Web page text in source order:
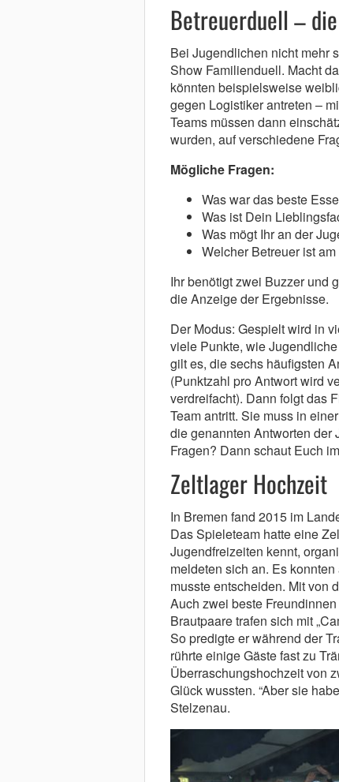
Betreuerduell –
Bei Jugendlichen nicht mehr
Show Familienduell. Macht
könnten beispielsweise
gegen Logistiker antreten –
Teams müssen dann
wurden, auf verschiedene
Mögliche Fragen:
Was war das beste
Was ist Dein
Was mögt Ihr an der
Welcher Betreuer ist
Ihr benötigt zwei Buzzer und
die Anzeige der Ergebnisse.
Der Modus: Gespielt wird in
viele Punkte, wie
gilt es, die sechs häufigsten
(Punktzahl pro Antwort wird
verdreifacht). Dann folgt das
Team antritt. Sie muss in
die genannten Antworten
Fragen? Dann schaut Euch
Zeltlager Hochzeit
In Bremen fand 2015 im
Das Spieleteam hatte eine
Jugendfreizeiten kennt,
meldeten sich an. Es
musste entscheiden. Mit von
Auch zwei beste
Brautpaare trafen sich mit
So predigte er während der
rührte einige Gäste fast zu
Überraschungshochzeit von
Glück wussten. “Aber sie
Stelzenau.